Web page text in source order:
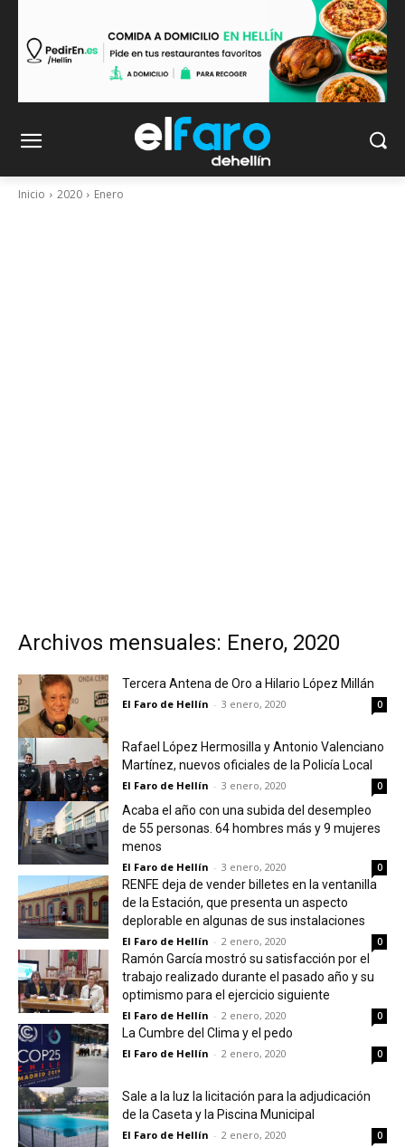
Inicio 2020 Enero
Archivos mensuales: Enero, 2020
Tercera Antena de Oro a Hilario López Millán
El Faro de Hellín - 3 enero, 2020 0
Rafael López Hermosilla y Antonio Valenciano
Martínez, nuevos oficiales de la Policía Local
El Faro de Hellín - 3 enero, 2020 0
Acaba el año con una subida del desempleo
de 55 personas. 64 hombres más y 9 mujeres
menos
El Faro de Hellín - 3 enero, 2020 0
RENFE deja de vender billetes en la ventanilla
de la Estación, que presenta un aspecto
deplorable en algunas de sus instalaciones
El Faro de Hellín - 2 enero, 2020 0
Ramón García mostró su satisfacción por el
trabajo realizado durante el pasado año y su
optimismo para el ejercicio siguiente
El Faro de Hellín - 2 enero, 2020 0
La Cumbre del Clima y el pedo
El Faro de Hellín - 2 enero, 2020 0
Sale a la luz la licitación para la adjudicación
de la Caseta y la Piscina Municipal
El Faro de Hellín - 2 enero, 2020 0